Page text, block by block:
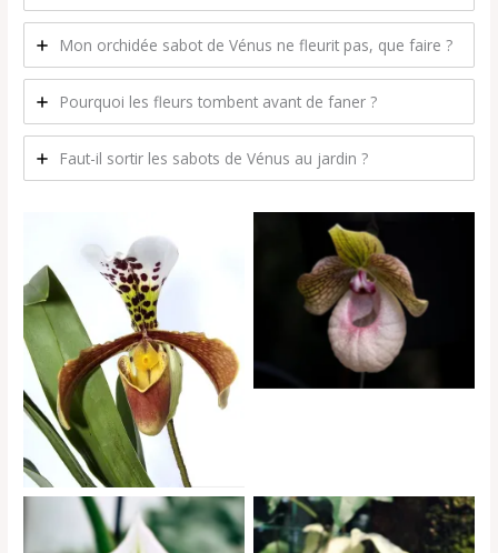
Mon orchidée sabot de Vénus ne fleurit pas, que faire ?
Pourquoi les fleurs tombent avant de faner ?
Faut-il sortir les sabots de Vénus au jardin ?
Paphiopedilum de type
« Américain »
Paphiopedilum hybride